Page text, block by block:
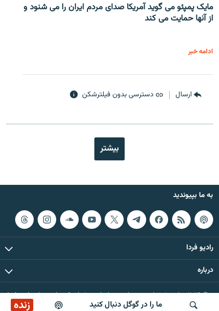
ما را در گوگل دنبال کنید زنده
مایک پمپئو می گوید آمریکا صدای مردم ایران را می شنود و
از آنها حمایت می کند
ادامه خبر
ارسال دسترسی بدون فیلترشکن
بیشتر
به ما بپیوندید
رادیو فردا
درباره
© ۲۰۲۶ تمام حقوق این وب‌سایت، بر اساس مقررات کپی‌رایت، برای رادیو فردا
محفوظ است.